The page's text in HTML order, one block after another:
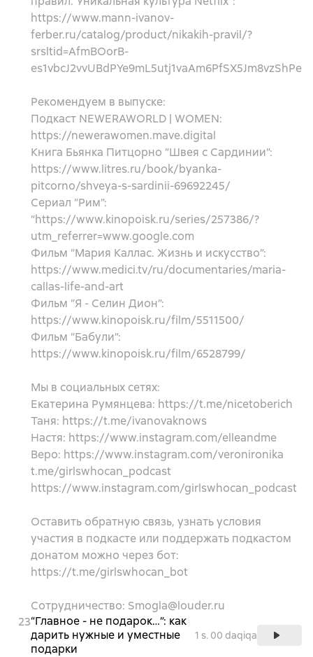
https://www.mann-ivanov-
ferber.ru/catalog/product/nikakih-pravil/?
srsltid=AfmBOorB-
Рекомендуем в выпуске:
Подкаст NEWERAWORLD | WOMEN:
https://newerawomen.mave.digital
Книга Бьянка Питцорно “Швея с Сардинии”:
https://www.litres.ru/book/byanka-
pitcorno/shveya-s-sardinii-69692245/
Сериал “Рим”:
“https://www.kinopoisk.ru/series/257386/?
utm_referrer=www.google.com
Фильм “Мария Каллас. Жизнь и искусство”:
https://www.medici.tv/ru/documentaries/maria-
callas-life-and-art
Фильм “Я - Селин Дион”:
https://www.kinopoisk.ru/film/5511500/
Фильм “Бабули”:
https://www.kinopoisk.ru/film/6528799/
Мы в социальных сетях:
Екатерина Румянцева: https://t.me/nicetoberich
Таня: https://t.me/ivanovaknows
Настя: https://www.instagram.com/elleandme
Веро: https://www.instagram.com/veronironika
t.me/girlswhocan_podcast
https://www.instagram.com/girlswhocan_podcast
Оставить обратную связь, узнать условия
участия в подкасте или поддержать подкастом
донатом можно через бот:
https://t.me/girlswhocan_bot
Сотрудничество: Smogla@louder.ru
23“Главное - не подарок…”: как
дарить нужные и уместные
подарки
1 s. 00 daqiqa